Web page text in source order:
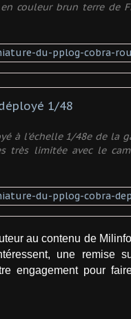
couleur brun terre de
1/48
à l'échelle 1/48e de la
très limitée avec le
au contenu de
une remise
engagement pour